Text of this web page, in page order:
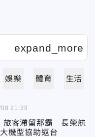
娛樂 體育 生活
旅客滯留那霸 長榮航
機型協助返台
21:39